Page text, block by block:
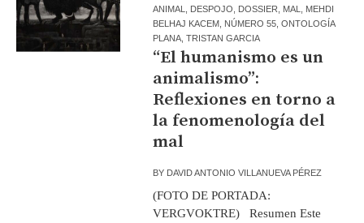
ANIMAL
DESPOJO DOSSIER MAL
MEHDI
BELHAJ KACEM NÚMERO 55 ,ONTOLOGÍA
PLANA ,TRISTAN GARCIA
“El humanismo es un
animalismo”:
Reflexiones en torno a
la fenomenología del
mal
BY DAVID ANTONIO VILLANUEVA PÉREZ
(FOTO DE PORTADA:
VERGVOKTRE) Resumen Este